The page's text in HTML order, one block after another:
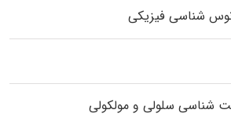
شناسی فیزیکی
شناسی سلولی و مولکولی